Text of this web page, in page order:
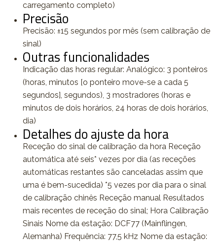
carregamento completo)
Precisão
Precisão: ±15 segundos por mês (sem calibração de
sinal)
Outras funcionalidades
Indicação das horas regular: Analógico: 3 ponteiros
(horas, minutos [o ponteiro move-se a cada 5
segundos], segundos), 3 mostradores (horas e
minutos de dois horários, 24 horas de dois horários,
dia)
Detalhes do ajuste da hora
Receção do sinal de calibração da hora Receção
automática até seis* vezes por dia (as receções
automáticas restantes são canceladas assim que
uma é bem-sucedida) *5 vezes por dia para o sinal
de calibração chinês Receção manual Resultados
mais recentes de receção do sinal; Hora Calibração
Sinais Nome da estação: DCF77 (Mainflingen,
Alemanha) Frequência: 77,5 kHz Nome da estação: